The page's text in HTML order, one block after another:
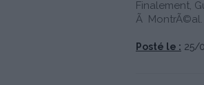
Finalement,
Ã MontrÃ©al.
Posté le : 25/